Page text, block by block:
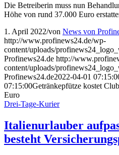
Die Betreiberin muss nun
Höhe von rund 37.000 Euro
1. April 2022/von News von
http://www.profinews24.de/wp-
content/uploads/
Profinews24.de http://
content/uploads/
Profinews24.de2022-04-01
07:15:00Getränkepfütze kostet
Euro
Drei-Tage-Kurier
Italienurlauber
besteht